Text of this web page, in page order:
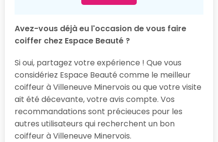
Avez-vous déjà eu l'occasion de vous faire
coiffer chez Espace Beauté ?
Si oui, partagez votre expérience ! Que vous
considériez Espace Beauté comme le meilleur
coiffeur à Villeneuve Minervois ou que votre visite
ait été décevante, votre avis compte. Vos
recommandations sont précieuces pour les
autres utilisateurs qui recherchent un bon
coiffeur à Villeneuve Minervois.